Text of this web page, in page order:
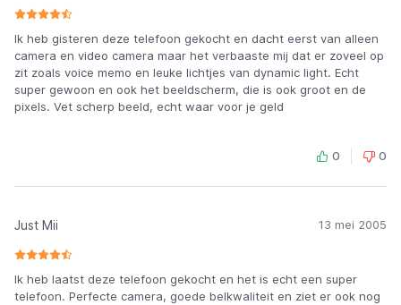
Ik heb gisteren deze telefoon gekocht en dacht eerst van alleen
camera en video camera maar het verbaaste mij dat er zoveel op
zit zoals voice memo en leuke lichtjes van dynamic light. Echt
super gewoon en ook het beeldscherm, die is ook groot en de
pixels. Vet scherp beeld, echt waar voor je geld
0 0
Just Mii 13 mei 2005
Ik heb laatst deze telefoon gekocht en het is echt een super
telefoon. Perfecte camera, goede belkwaliteit en ziet er ook nog